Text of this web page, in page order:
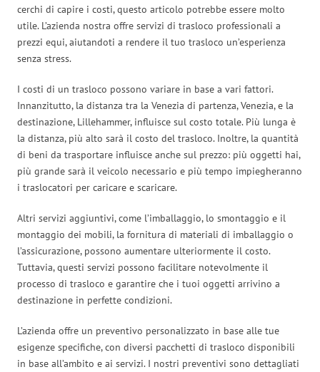
cerchi di capire i costi, questo articolo potrebbe essere molto
utile. L’azienda nostra offre servizi di trasloco professionali a
prezzi equi, aiutandoti a rendere il tuo trasloco un’esperienza
senza stress.
I costi di un trasloco possono variare in base a vari fattori.
Innanzitutto, la distanza tra la Venezia di partenza, Venezia, e la
destinazione, Lillehammer, influisce sul costo totale. Più lunga è
la distanza, più alto sarà il costo del trasloco. Inoltre, la quantità
di beni da trasportare influisce anche sul prezzo: più oggetti hai,
più grande sarà il veicolo necessario e più tempo impiegheranno
i traslocatori per caricare e scaricare.
Altri servizi aggiuntivi, come l’imballaggio, lo smontaggio e il
montaggio dei mobili, la fornitura di materiali di imballaggio o
l’assicurazione, possono aumentare ulteriormente il costo.
Tuttavia, questi servizi possono facilitare notevolmente il
processo di trasloco e garantire che i tuoi oggetti arrivino a
destinazione in perfette condizioni.
L’azienda offre un preventivo personalizzato in base alle tue
esigenze specifiche, con diversi pacchetti di trasloco disponibili
in base all’ambito e ai servizi. I nostri preventivi sono dettagliati